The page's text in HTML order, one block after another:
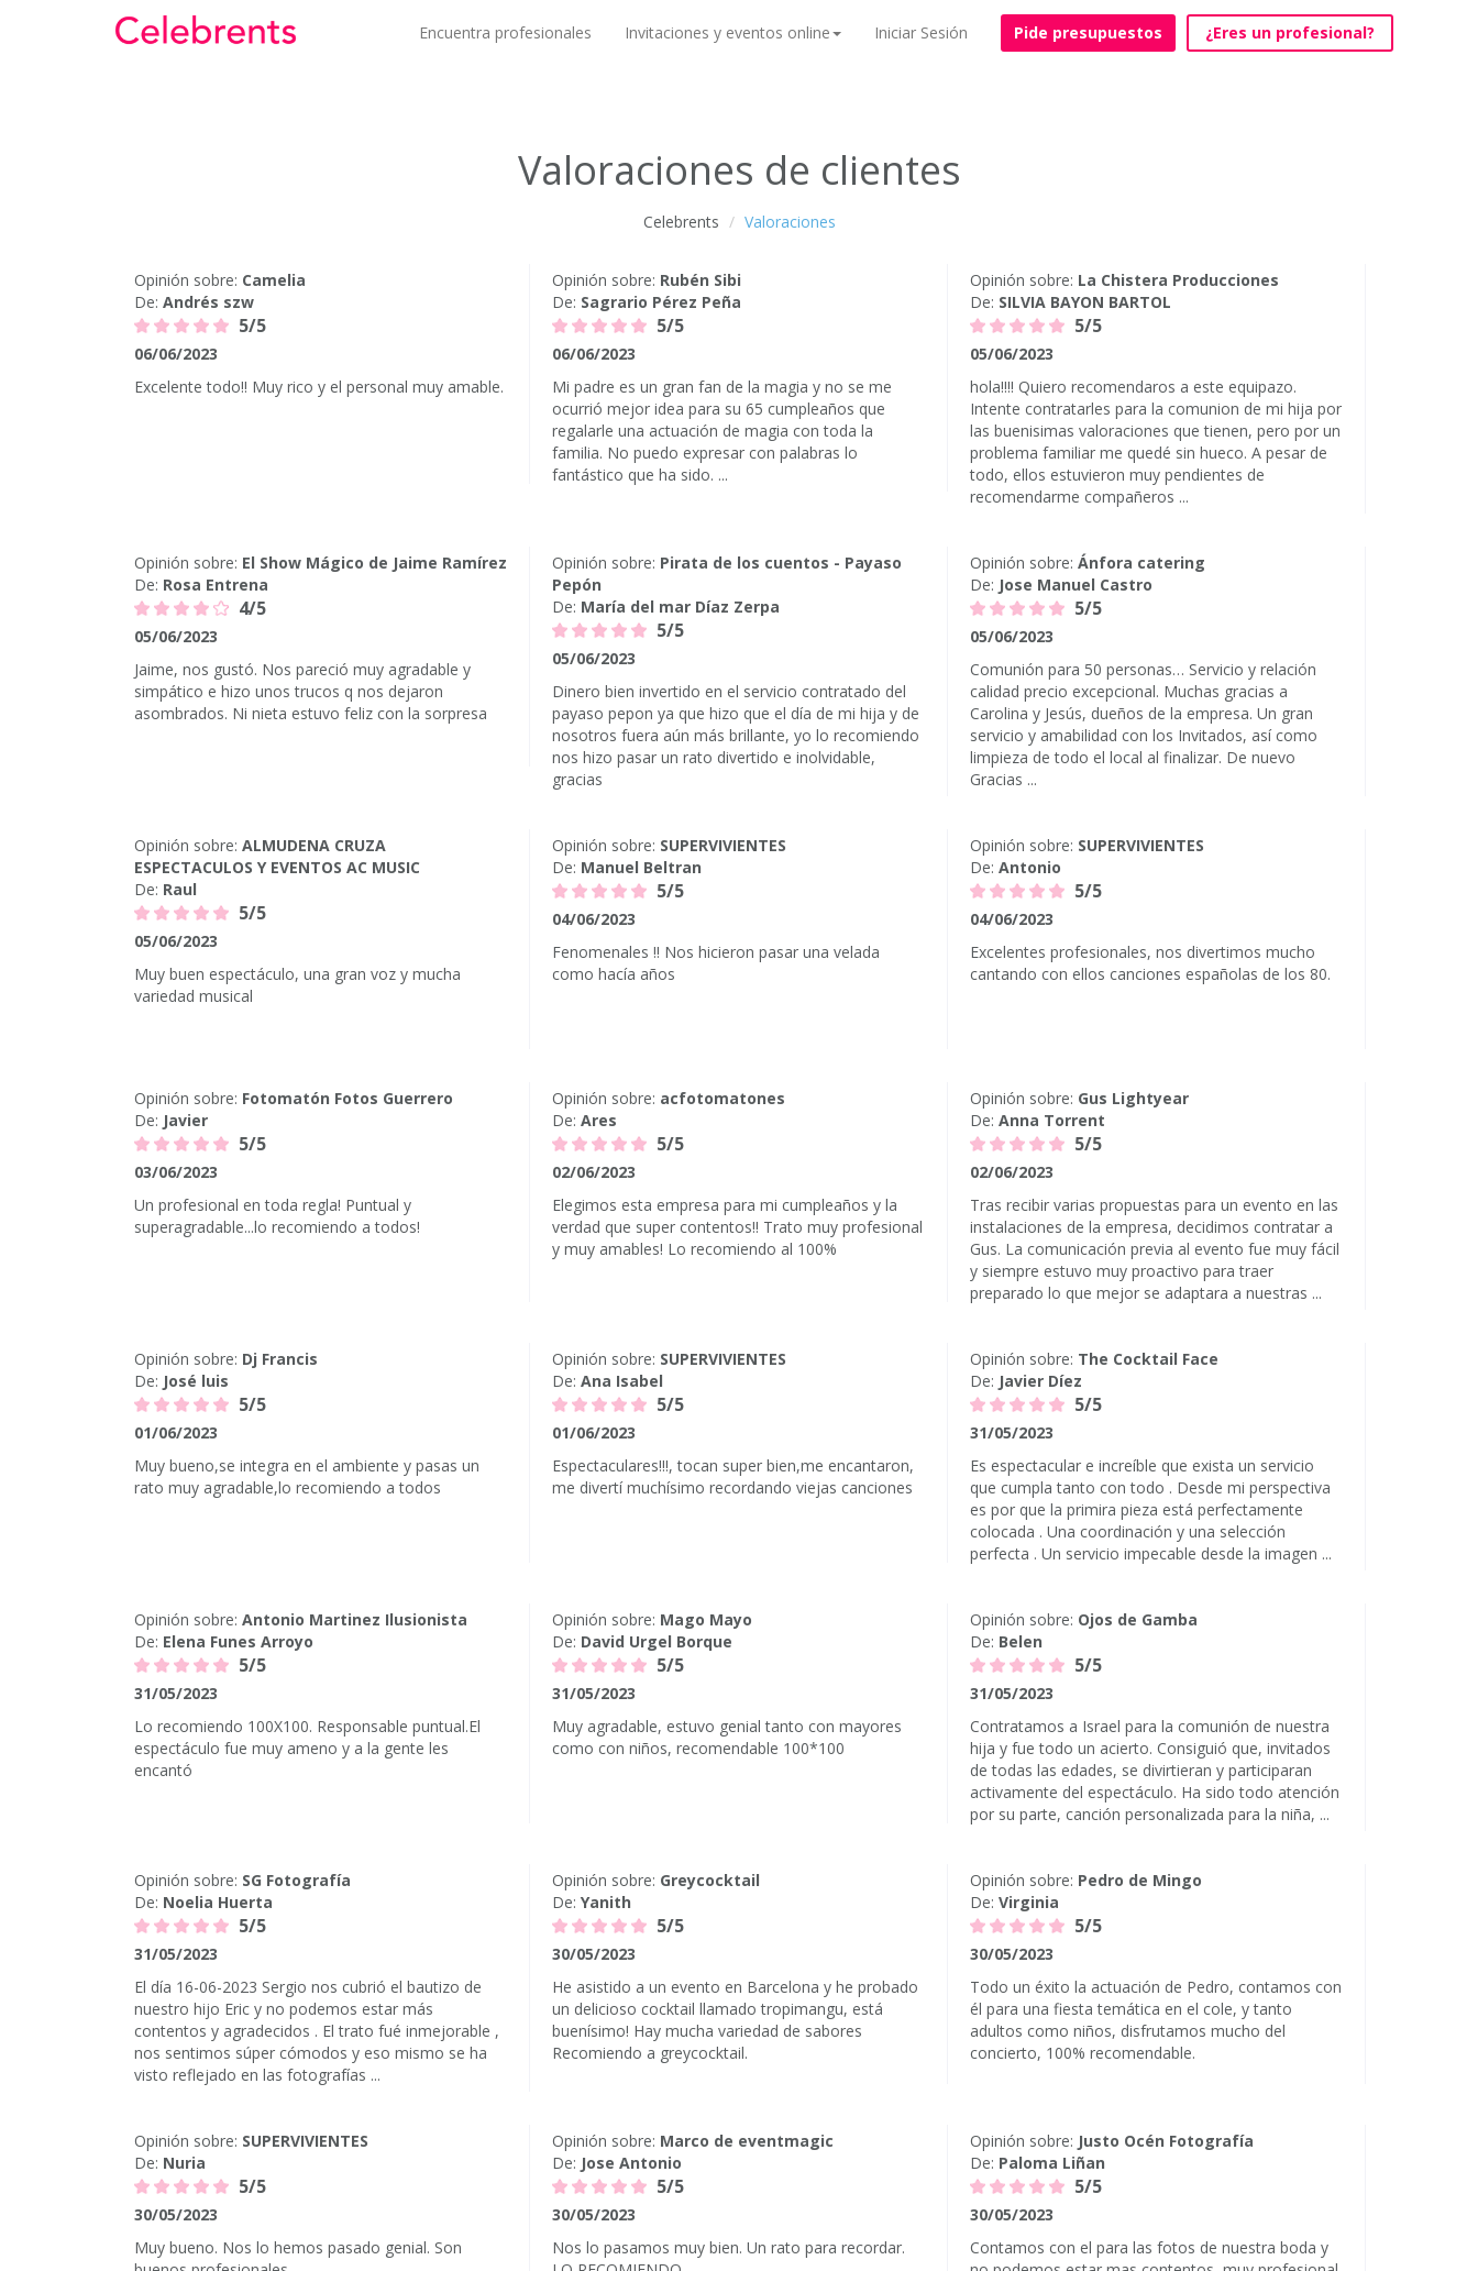
Encuentra profesionales Invitaciones y eventos online Iniciar Sesión Pide presupuestos ¿Eres un profesional?
Valoraciones de clientes
Celebrents Valoraciones
Opinión sobre: Camelia
De: Andrés szw
5/5
06/06/2023
Excelente todo!! Muy rico y el personal muy amable.
Opinión sobre: Rubén Sibi
De: Sagrario Pérez Peña
5/5
06/06/2023
Mi padre es un gran fan de la magia y no se me
ocurrió mejor idea para su 65 cumpleaños que
regalarle una actuación de magia con toda la
familia. No puedo expresar con palabras lo
fantástico que ha sido. ...
Opinión sobre: La Chistera Producciones
De: SILVIA BAYON BARTOL
5/5
05/06/2023
hola!!!! Quiero recomendaros a este equipazo.
Intente contratarles para la comunion de mi hija por
las buenisimas valoraciones que tienen, pero por un
problema familiar me quedé sin hueco. A pesar de
todo, ellos estuvieron muy pendientes de
recomendarme compañeros ...
Opinión sobre: El Show Mágico de Jaime Ramírez
De: Rosa Entrena
4/5
05/06/2023
Jaime, nos gustó. Nos pareció muy agradable y
simpático e hizo unos trucos q nos dejaron
asombrados. Ni nieta estuvo feliz con la sorpresa
Opinión sobre: Pirata de los cuentos - Payaso
Pepón
De: María del mar Díaz Zerpa
5/5
05/06/2023
Dinero bien invertido en el servicio contratado del
payaso pepon ya que hizo que el día de mi hija y de
nosotros fuera aún más brillante, yo lo recomiendo
nos hizo pasar un rato divertido e inolvidable,
gracias
Opinión sobre: Ánfora catering
De: Jose Manuel Castro
5/5
05/06/2023
Comunión para 50 personas… Servicio y relación
calidad precio excepcional. Muchas gracias a
Carolina y Jesús, dueños de la empresa. Un gran
servicio y amabilidad con los Invitados, así como
limpieza de todo el local al finalizar. De nuevo
Gracias ...
Opinión sobre: ALMUDENA CRUZA
ESPECTACULOS Y EVENTOS AC MUSIC
De: Raul
5/5
05/06/2023
Muy buen espectáculo, una gran voz y mucha
variedad musical
Opinión sobre: SUPERVIVIENTES
De: Manuel Beltran
5/5
04/06/2023
Fenomenales !! Nos hicieron pasar una velada
como hacía años
Opinión sobre: SUPERVIVIENTES
De: Antonio
5/5
04/06/2023
Excelentes profesionales, nos divertimos mucho
cantando con ellos canciones españolas de los 80.
Opinión sobre: Fotomatón Fotos Guerrero
De: Javier
5/5
03/06/2023
Un profesional en toda regla! Puntual y
superagradable...lo recomiendo a todos!
Opinión sobre: acfotomatones
De: Ares
5/5
02/06/2023
Elegimos esta empresa para mi cumpleaños y la
verdad que super contentos!! Trato muy profesional
y muy amables! Lo recomiendo al 100%
Opinión sobre: Gus Lightyear
De: Anna Torrent
5/5
02/06/2023
Tras recibir varias propuestas para un evento en las
instalaciones de la empresa, decidimos contratar a
Gus. La comunicación previa al evento fue muy fácil
y siempre estuvo muy proactivo para traer
preparado lo que mejor se adaptara a nuestras ...
Opinión sobre: Dj Francis
De: José luis
5/5
01/06/2023
Muy bueno,se integra en el ambiente y pasas un
rato muy agradable,lo recomiendo a todos
Opinión sobre: SUPERVIVIENTES
De: Ana Isabel
5/5
01/06/2023
Espectaculares!!!, tocan super bien,me encantaron,
me divertí muchísimo recordando viejas canciones
Opinión sobre: The Cocktail Face
De: Javier Díez
5/5
31/05/2023
Es espectacular e increíble que exista un servicio
que cumpla tanto con todo . Desde mi perspectiva
es por que la primira pieza está perfectamente
colocada . Una coordinación y una selección
perfecta . Un servicio impecable desde la imagen ...
Opinión sobre: Antonio Martinez Ilusionista
De: Elena Funes Arroyo
5/5
31/05/2023
Lo recomiendo 100X100. Responsable puntual.El
espectáculo fue muy ameno y a la gente les
encantó
Opinión sobre: Mago Mayo
De: David Urgel Borque
5/5
31/05/2023
Muy agradable, estuvo genial tanto con mayores
como con niños, recomendable 100*100
Opinión sobre: Ojos de Gamba
De: Belen
5/5
31/05/2023
Contratamos a Israel para la comunión de nuestra
hija y fue todo un acierto. Consiguió que, invitados
de todas las edades, se divirtieran y participaran
activamente del espectáculo. Ha sido todo atención
por su parte, canción personalizada para la niña, ...
Opinión sobre: SG Fotografía
De: Noelia Huerta
5/5
31/05/2023
El día 16-06-2023 Sergio nos cubrió el bautizo de
nuestro hijo Eric y no podemos estar más
contentos y agradecidos . El trato fué inmejorable ,
nos sentimos súper cómodos y eso mismo se ha
visto reflejado en las fotografías ...
Opinión sobre: Greycocktail
De: Yanith
5/5
30/05/2023
He asistido a un evento en Barcelona y he probado
un delicioso cocktail llamado tropimangu, está
buenísimo! Hay mucha variedad de sabores
Recomiendo a greycocktail.
Opinión sobre: Pedro de Mingo
De: Virginia
5/5
30/05/2023
Todo un éxito la actuación de Pedro, contamos con
él para una fiesta temática en el cole, y tanto
adultos como niños, disfrutamos mucho del
concierto, 100% recomendable.
Opinión sobre: SUPERVIVIENTES
De: Nuria
5/5
30/05/2023
Muy bueno. Nos lo hemos pasado genial. Son
Opinión sobre: Marco de eventmagic
De: Jose Antonio
5/5
30/05/2023
Nos lo pasamos muy bien. Un rato para recordar.
Opinión sobre: Justo Océn Fotografía
De: Paloma Liñan
5/5
30/05/2023
Contamos con el para las fotos de nuestra boda y